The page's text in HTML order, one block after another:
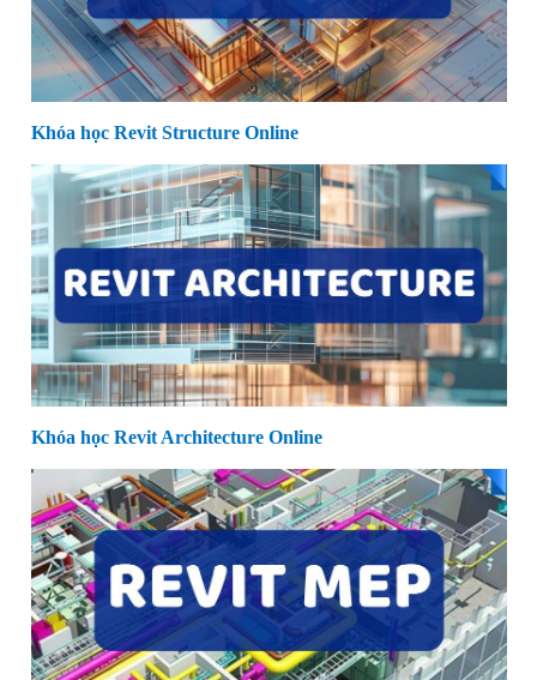
Khóa học Revit Structure Online
Khóa học Revit Architecture Online